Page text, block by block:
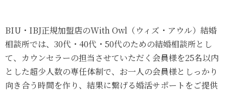
BIU・IBJ正規加盟店のWith Owl（ウィズ・アウル）結婚
相談所では、30代・40代・50代のための結婚相談所とし
て、カウンセラーの担当させていただく会員様を25名以内
とした超少人数の専任体制で、お一人の会員様としっかり
向き合う時間を作り、結果に繋げる婚活サポートをご提供